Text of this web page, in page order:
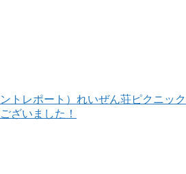
ントレポート）れいぜん荘ピクニッ
ざいました！